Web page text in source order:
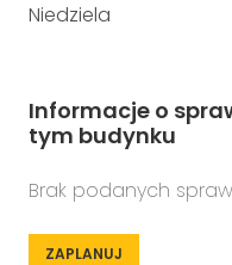
Niedziela
Informacje o
tym budynku
Brak podanych spraw
ZAPLANUJ